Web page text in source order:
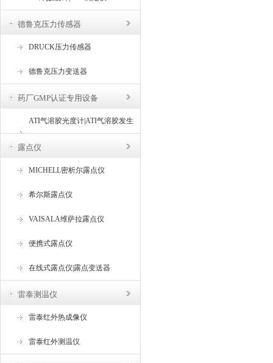
德鲁克压力传感器
DRUCK压力传感器
德鲁克压力变送器
药厂GMP认证专用设备
ATI气溶胶光度计|ATI气溶胶发生
器
露点仪
MICHELL密析尔露点仪
希尔斯露点仪
VAISALA维萨拉露点仪
便携式露点仪
在线式露点仪|露点变送器
雷泰测温仪
雷泰红外热成像仪
雷泰红外测温仪